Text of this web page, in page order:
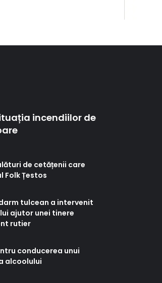
incendiilor de
de cetățenii care
Folk Țestos
tulcean a intervenit
ajutor unei tinere
rutier
conducerea unui
alcoolului